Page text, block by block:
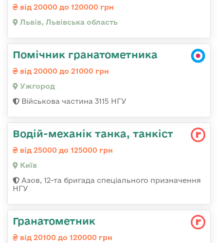
від 20000 до 120000 грн
Львів, Львівська область
Помічник гранатометника
від 20000 до 21000 грн
Ужгород
Військова частина 3115 НГУ
Водій-механік танка, танкіст
від 25000 до 125000 грн
Київ
Азов, 12-та бригада спеціального призначення
НГУ
Гранатометник
від 20100 до 120000 грн